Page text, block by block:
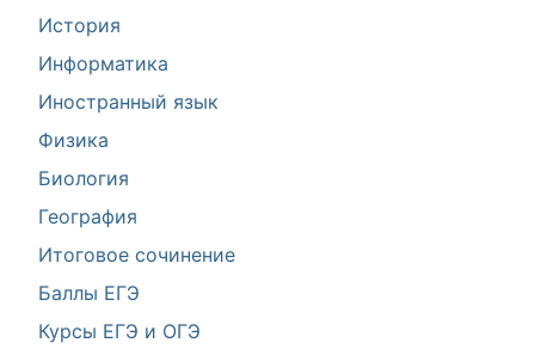
История
Информатика
Иностранный язык
Физика
Биология
География
Итоговое сочинение
Баллы ЕГЭ
Курсы ЕГЭ и ОГЭ